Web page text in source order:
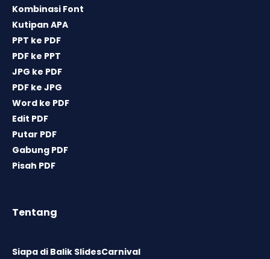
Kombinasi Font
Kutipan APA
PPT ke PDF
PDF ke PPT
JPG ke PDF
PDF ke JPG
Word ke PDF
Edit PDF
Putar PDF
Gabung PDF
Pisah PDF
Tentang
Siapa di Balik SlidesCarnival